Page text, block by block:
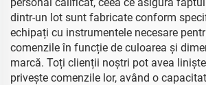
dintr-un lot sunt fabricate conform
echipați cu instrumentele necesare
comenzile în funcție de culoarea și
marcă. Toți clienții noștri pot avea
privește comenzile lor, având o